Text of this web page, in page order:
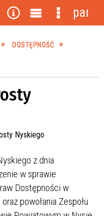
DOSTĘPNOŚĆ
z dnia
w sprawie
Dostępności w
powołania Zespołu
Narzędzia
Menu
główne
Menu
panel